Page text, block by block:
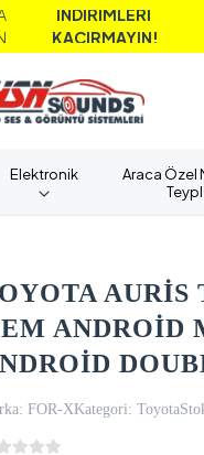
Elektronik
Araca Özel
AURİS
ANDROİD
FOR-XKategori: Toyota